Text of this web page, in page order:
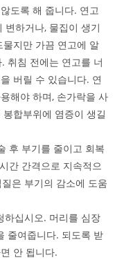
도록 해 줍니다. 연고
변하거나, 물집이 생기
지만 가끔 연고에 알
취침 전에는 연고를 너
버릴 수 있습니다. 연
해야 하며, 손가락을 사
합부위에 염증이 생길
후 부기를 줄이고 회복
간 간격으로 지속적으
은 부기의 감소에 도움
하십시오. 머리를 심장
줄여줍니다. 되도록 받
안 됩니다.